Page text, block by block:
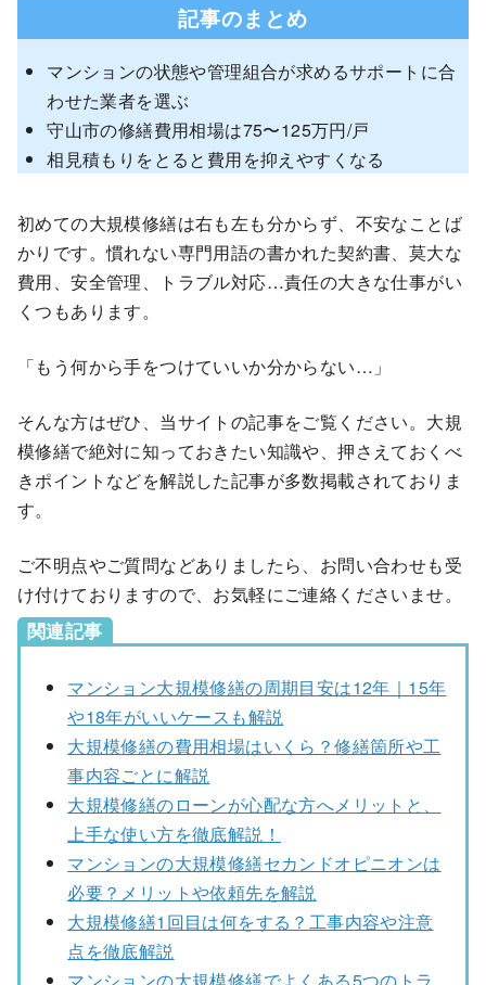
記事のまとめ
マンションの状態や管理組合が求めるサポートに合
わせた業者を選ぶ
守山市の修繕費用相場は75〜125万円/戸
相見積もりをとると費用を抑えやすくなる
初めての大規模修繕は右も左も分からず、不安なことば
かりです。慣れない専門用語の書かれた契約書、莫大な
費用、安全管理、トラブル対応…責任の大きな仕事がい
くつもあります。
「もう何から手をつけていいか分からない…」
そんな方はぜひ、当サイトの記事をご覧ください。大規
模修繕で絶対に知っておきたい知識や、押さえておくべ
きポイントなどを解説した記事が多数掲載されておりま
す。
ご不明点やご質問などありましたら、お問い合わせも受
け付けておりますので、お気軽にご連絡くださいませ。
関連記事
マンション大規模修繕の周期目安は12年｜15年
や18年がいいケースも解説
大規模修繕の費用相場はいくら？修繕箇所や工
事内容ごとに解説
大規模修繕のローンが心配な方へメリットと、
上手な使い方を徹底解説！
マンションの大規模修繕セカンドオピニオンは
必要？メリットや依頼先を解説
大規模修繕1回目は何をする？工事内容や注意
点を徹底解説
マンションの大規模修繕でよくある5つのトラ